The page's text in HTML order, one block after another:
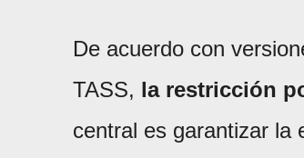
De acuerdo con
TASS, la restricción
central es garantizar la